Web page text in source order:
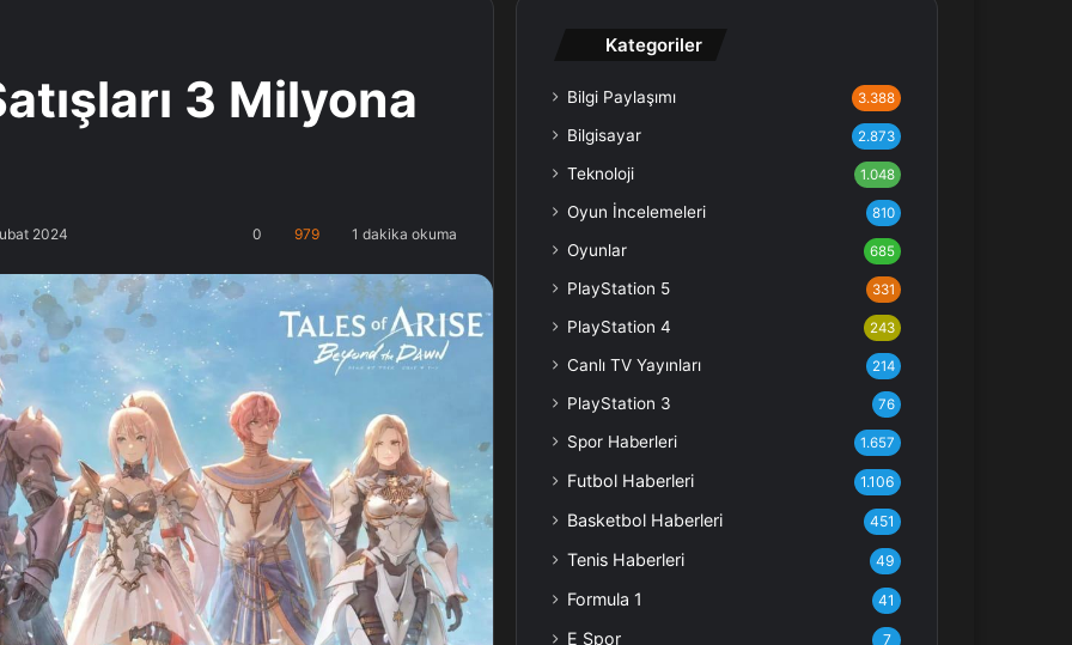
3 Milyona
2024 0 979 1 dakika okuma
Kategoriler
Bilgi Paylaşımı 3.388
Bilgisayar 2.873
Teknoloji 1.048
Oyun İncelemeleri 810
Oyunlar 685
PlayStation 5 331
PlayStation 4 243
Canlı TV Yayınları 214
PlayStation 3 76
Spor Haberleri 1.657
Futbol Haberleri 1.106
Basketbol Haberleri 451
Tenis Haberleri 49
Formula 1 41
E Spor 7